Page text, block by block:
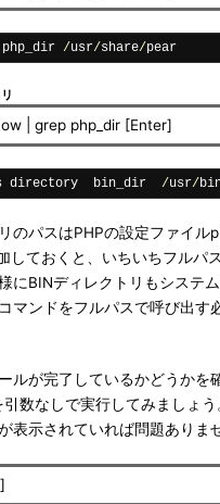
/usr/share/pear
| grep php_dir [Enter]
directory  bin_dir /usr/
のパスはPHPの設定ファイル
しておくと、いちいちフルパ
にBINディレクトリもシステ
マンドをフルパスで呼び出す
ルが完了しているかどうかを
数なしで実行してみましょう
表示されていれば問題ありま